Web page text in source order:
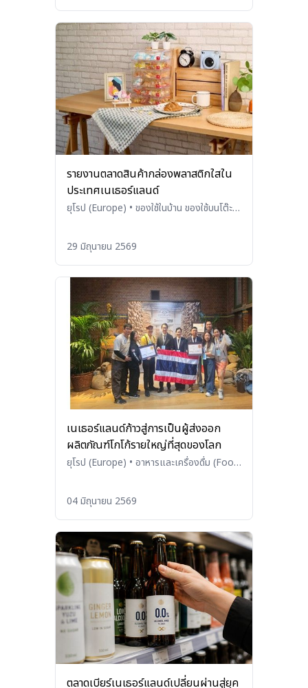
รายงานตลาดสินค้ากล่องพลาสติกใสใน
ประเทศเนเธอร์แลนด์
ยุโรป (Europe) • ของใช้ในบ้าน ของใช้บนโต๊ะ
Kitchenware)
29 มิถุนายน 2569
เนเธอร์แลนด์ก้าวสู่การเป็นผู้ส่งออก
ผลิตภัณฑ์โกโก้รายใหญ่ที่สุดของโลก
ยุโรป (Europe) • อาหารและเครื่องดื่ม (Food
04 มิถุนายน 2569
ตลาดเบียร์เนเธอร์แลนด์เปลี่ยนผ่านสู่ยุค